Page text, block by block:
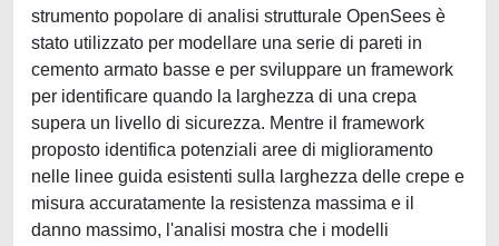
strumento popolare di analisi strutturale OpenSees è
stato utilizzato per modellare una serie di pareti in
cemento armato basse e per sviluppare un framework
per identificare quando la larghezza di una crepa
supera un livello di sicurezza. Mentre il framework
proposto identifica potenziali aree di miglioramento
nelle linee guida esistenti sulla larghezza delle crepe e
misura accuratamente la resistenza massima e il
danno massimo, l'analisi mostra che i modelli